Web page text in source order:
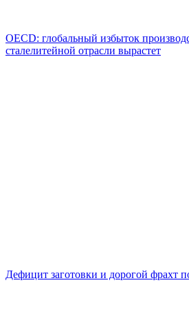
OECD: глобальный избыток
сталелитейной отрасли вырастет
Дефицит заготовки и дорогой фрахт